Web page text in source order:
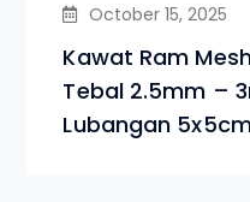
October 15, 2025
Kawat Ram
Tebal 2.5mm –
Lubangan